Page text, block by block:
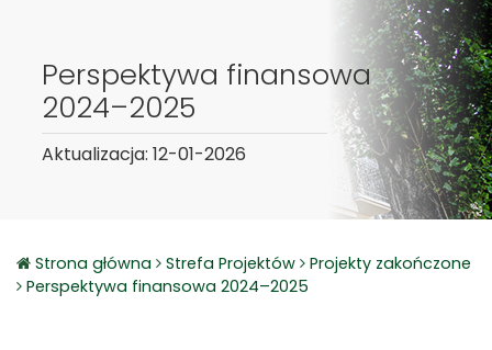
Perspektywa finansowa
2024–2025
Aktualizacja: 12-01-2026
Strona główna Strefa Projektów
Projekty zakończone
Perspektywa finansowa 2024–2025